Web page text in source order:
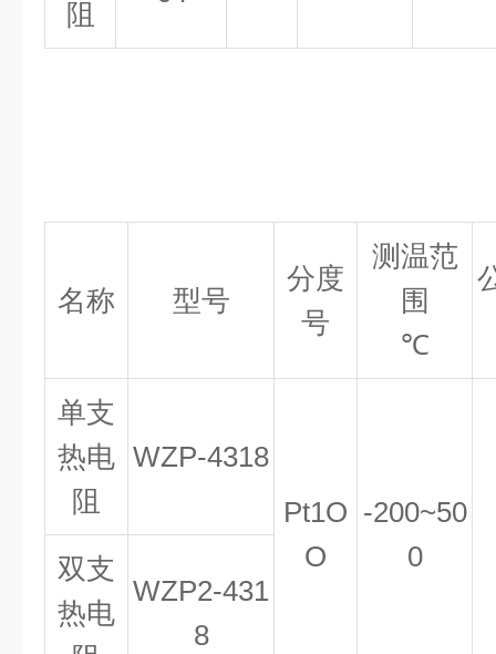
阻
名称 型号
分度
号
测温范
围
℃
单支
热电
阻
WZP-4318
Pt1O
O
-200~50
0
双支
热电
WZP2-431
8